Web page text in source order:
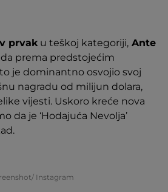
prvaku teškoj kategoriji, Ante
prema predstojećim
je dominantno osvojio svoj
nagradu od milijun dolara,
vijesti. Uskoro kreće nova
da je ‘Hodajuća Nevolja’
Instagram